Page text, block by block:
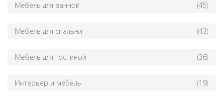
Мебель для ванной (45)
Мебель для спальни (43)
Мебель для гостиной (36)
Интерьер и мебель (19)